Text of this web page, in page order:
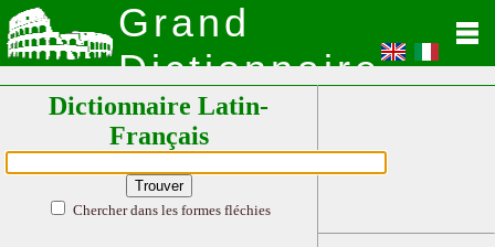
Grand
Dictionnaire
Latin
Dictionnaire Latin-
Français
Chercher dans les formes fléchies